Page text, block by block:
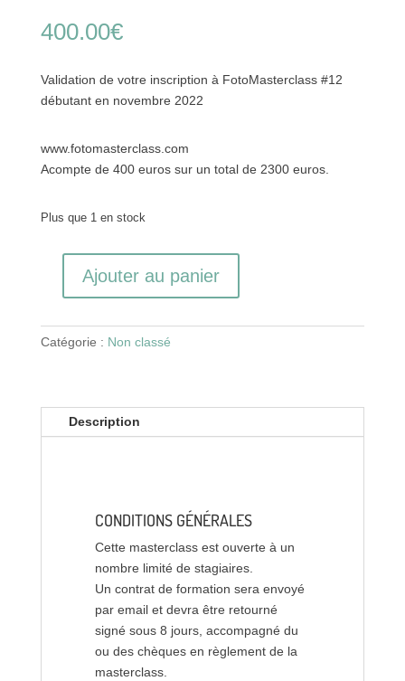
400.00€
Validation de votre inscription à FotoMasterclass #12
débutant en novembre 2022
www.fotomasterclass.com
Acompte de 400 euros sur un total de 2300 euros.
Plus que 1 en stock
quantité
Inscription
FOTOMASTERCLASS
novembre
Ajouter au panier
Catégorie : Non classé
Description
CONDITIONS GÉNÉRALES
Cette masterclass est ouverte à un
nombre limité de stagiaires.
Un contrat de formation sera envoyé
par email et devra être retourné
signé sous 8 jours, accompagné du
ou des chèques en règlement de la
masterclass.